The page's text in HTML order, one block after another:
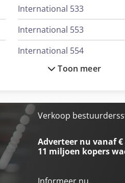
International 533
International 553
International 554
International 644
International 743
International 824
Toon meer
Verkoop
Adverteer nu vanaf €
11 miljoen kopers